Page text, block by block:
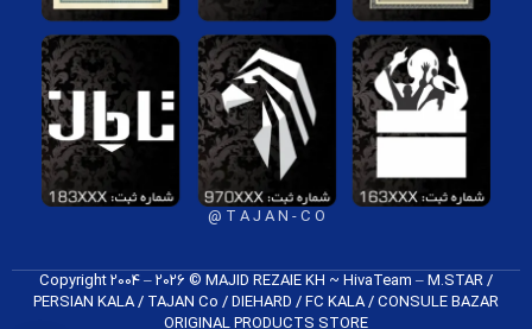
T A J A N - C O @
Copyright 2004 – 2026 © MAJID REZAIE KH ~ HivaTeam – M.STAR /
PERSIAN KALA / TAJAN Co / DIEHARD / FC K​ALA / CONSULE BAZAR
ORIGINAL PRODUCTS​ STORE